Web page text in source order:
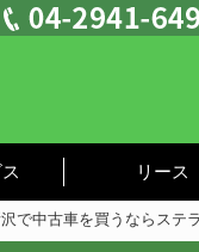
リース
中古車を買うならステ